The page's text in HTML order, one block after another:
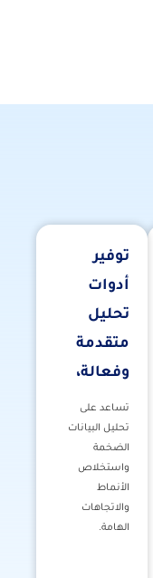
توفير
أدوات
تحليل
متقدمة
وفعالة،
تساعد على
تحليل البيانات
الضخمة
واستخلاص
الأنماط
والاتجاهات
الهامة.